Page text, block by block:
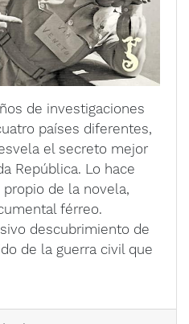
de investigaciones
países diferentes,
el secreto mejor
República. Lo hace
de la novela,
férreo.
descubrimiento de
de la guerra civil que